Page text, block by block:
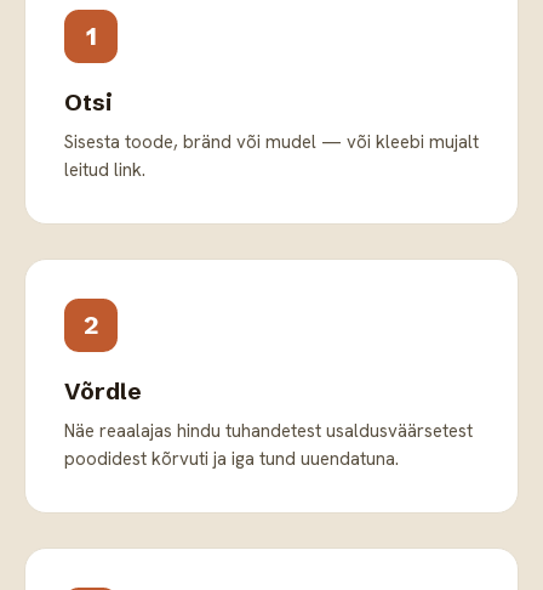
1
Otsi
Sisesta toode, bränd või mudel — või kleebi mujalt
leitud link.
2
Võrdle
Näe reaalajas hindu tuhandetest usaldusväärsetest
poodidest kõrvuti ja iga tund uuendatuna.